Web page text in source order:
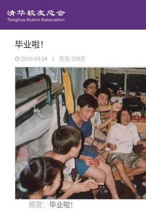
回馈母校
捐赠项目
捐赠新闻
捐赠纪事
捐赠方法
媒体平台
《清华校友通讯》
《水木清华》
我要订阅
百年清华
清华人物
清华故事
校友服务
终身学习
校友总会
毕业啦！
2016-03-04 | 浏览 338次
摘要： 毕业啦！